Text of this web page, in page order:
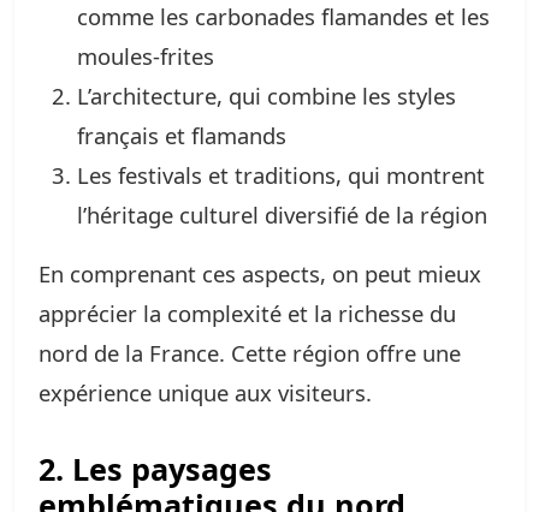
comme les carbonades flamandes et les
moules-frites
L’architecture, qui combine les styles
français et flamands
Les festivals et traditions, qui montrent
l’héritage culturel diversifié de la région
En comprenant ces aspects, on peut mieux
apprécier la complexité et la richesse du
nord de la France. Cette région offre une
expérience unique aux visiteurs.
2. Les paysages